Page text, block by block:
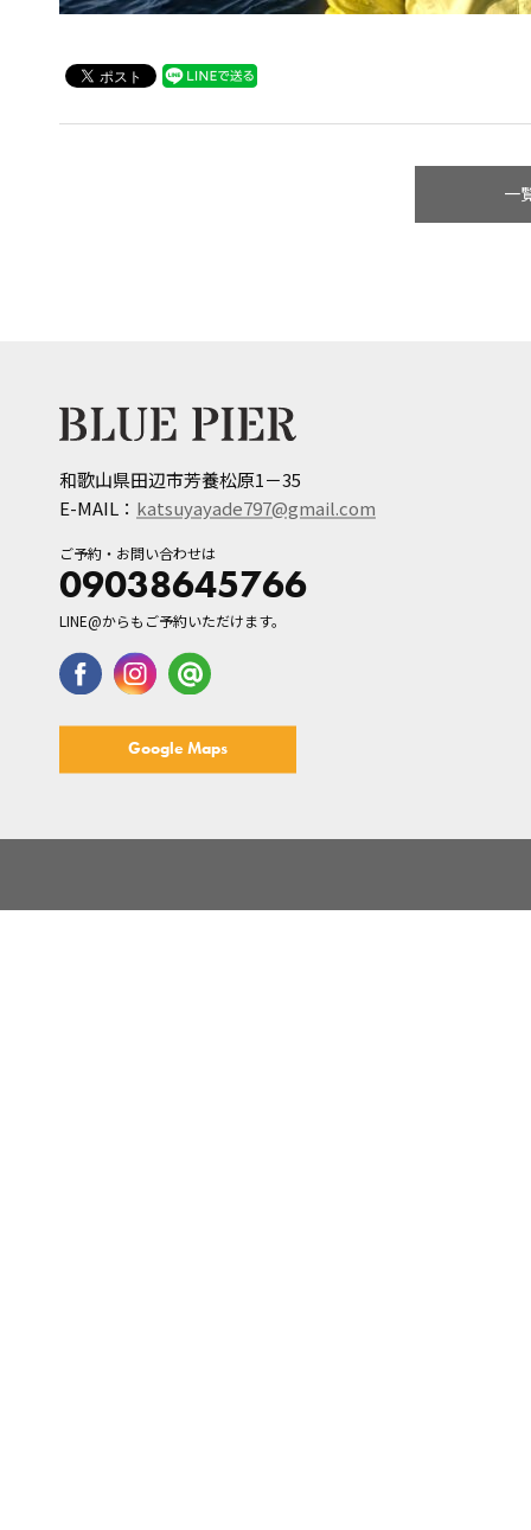
一
和歌山県田辺市芳養松原1－35
E-MAIL： katsuyayade797@gmail.com
ご予約・お問い合わせは
09038645766
LINE@からもご予約いただけます。
Google Maps